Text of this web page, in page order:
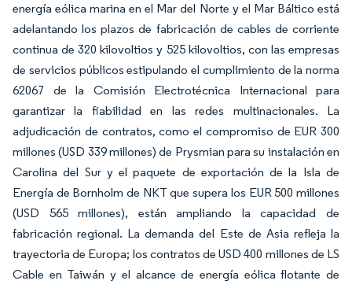
energía eólica marina en el Mar del Norte y el Mar Báltico está
adelantando los plazos de fabricación de cables de corriente
continua de 320 kilovoltios y 525 kilovoltios, con las empresas
de servicios públicos estipulando el cumplimiento de la norma
62067 de la Comisión Electrotécnica Internacional para
garantizar la fiabilidad en las redes multinacionales. La
adjudicación de contratos, como el compromiso de EUR 300
millones (USD 339 millones) de Prysmian para su instalación en
Carolina del Sur y el paquete de exportación de la Isla de
Energía de Bornholm de NKT que supera los EUR 500 millones
(USD 565 millones), están ampliando la capacidad de
fabricación regional. La demanda del Este de Asia refleja la
trayectoria de Europa; los contratos de USD 400 millones de LS
Cable en Taiwán y el alcance de energía eólica flotante de